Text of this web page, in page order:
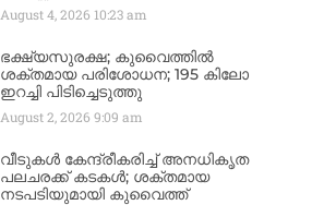
August 4, 2026 10:23 am
ഭക്ഷ്യസുരക്ഷ; കുവൈത്തിൽ
ശക്തമായ പരിശോധന; 195 കിലോ
ഇറച്ചി പിടിച്ചെടുത്തു
August 2, 20269:09 am
വീടുകൾ കേന്ദ്രീകരിച്ച് അനധികൃത
പലചരക്ക് കടകൾ; ശക്തമായ
നടപടിയുമായി കുവൈത്ത്